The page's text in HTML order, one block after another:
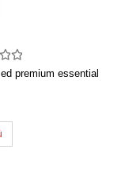
premium essential